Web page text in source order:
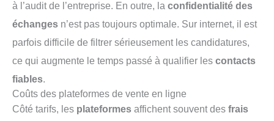
à l’audit de l’entreprise. En outre, la confidentialité des
échanges n’est pas toujours optimale. Sur internet, il est
parfois difficile de filtrer sérieusement les candidatures,
ce qui augmente le temps passé à qualifier les contacts
fiables.
Coûts des plateformes de vente en ligne
Côté tarifs, les plateformes affichent souvent des frais